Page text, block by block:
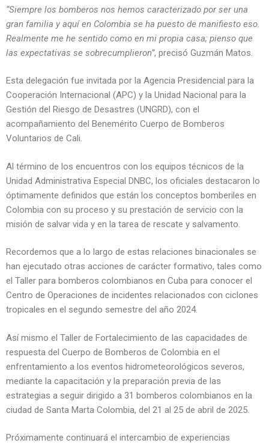
“Siempre los bomberos nos hemos caracterizado por ser una
gran familia y aquí en Colombia se ha puesto de manifiesto eso.
Realmente me he sentido como en mi propia casa; pienso que
las expectativas se sobrecumplieron”, precisó Guzmán Matos.
Esta delegación fue invitada por la Agencia Presidencial para la
Cooperación Internacional (APC) y la Unidad Nacional para la
Gestión del Riesgo de Desastres (UNGRD), con el
acompañamiento del Benemérito Cuerpo de Bomberos
Voluntarios de Cali.
Al término de los encuentros con los equipos técnicos de la
Unidad Administrativa Especial DNBC, los oficiales destacaron lo
óptimamente definidos que están los conceptos bomberiles en
Colombia con su proceso y su prestación de servicio con la
misión de salvar vida y en la tarea de rescate y salvamento.
Recordemos que a lo largo de estas relaciones binacionales se
han ejecutado otras acciones de carácter formativo, tales como
el Taller para bomberos colombianos en Cuba para conocer el
Centro de Operaciones de incidentes relacionados con ciclones
tropicales en el segundo semestre del año 2024.
Así mismo el Taller de Fortalecimiento de las capacidades de
respuesta del Cuerpo de Bomberos de Colombia en el
enfrentamiento a los eventos hidrometeorológicos severos,
mediante la capacitación y la preparación previa de las
estrategias a seguir dirigido a 31 bomberos colombianos en la
ciudad de Santa Marta Colombia, del 21 al 25 de abril de 2025.
Próximamente continuará el intercambio de experiencias